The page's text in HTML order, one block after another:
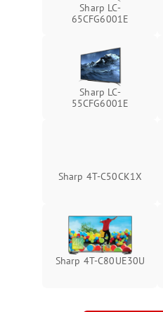
Sharp LC-
65CFG6001E
Sharp LC-
55CFG6001E
Sharp 4T-C50CK1X
Sharp 4T-C80UE30U